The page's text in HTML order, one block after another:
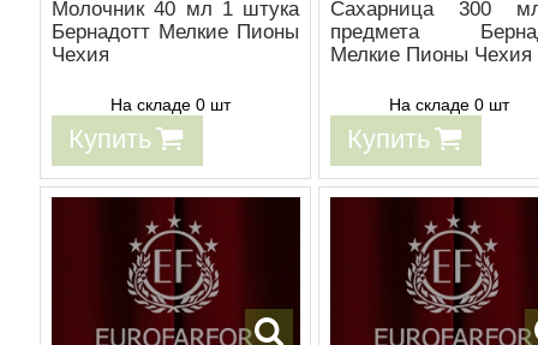
Молочник 40 мл 1 штука
Бернадотт Мелкие Пионы
Чехия
На складе 0 шт
Купить
Сахарница 300
предмета
Мелкие Пионы Чехия
На складе 0 шт
Купить